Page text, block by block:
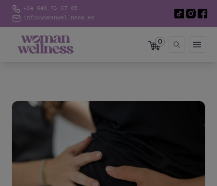
+34 648 73 67 85
info@womanwellness.es
0